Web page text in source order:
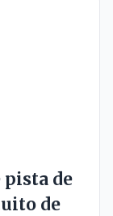
pista de
de